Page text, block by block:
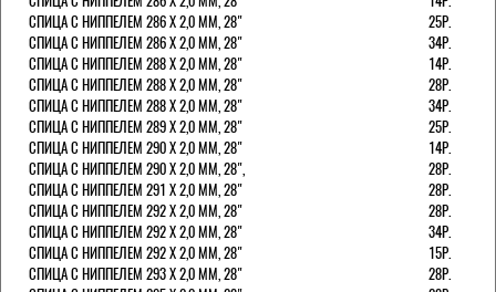
СПИЦА С НИППЕЛЕМ 286 Х 2,0 ММ, 28"
25Р.
СПИЦА С НИППЕЛЕМ 286 Х 2,0 ММ, 28"
34Р.
СПИЦА С НИППЕЛЕМ 288 Х 2,0 ММ, 28"
14Р.
СПИЦА С НИППЕЛЕМ 288 Х 2,0 ММ, 28"
28Р.
СПИЦА С НИППЕЛЕМ 288 Х 2,0 ММ, 28"
34Р.
СПИЦА С НИППЕЛЕМ 289 Х 2,0 ММ, 28"
25Р.
СПИЦА С НИППЕЛЕМ 290 Х 2,0 ММ, 28"
14Р.
СПИЦА С НИППЕЛЕМ 290 Х 2,0 ММ, 28",
28Р.
СПИЦА С НИППЕЛЕМ 291 Х 2,0 ММ, 28"
28Р.
СПИЦА С НИППЕЛЕМ 292 Х 2,0 ММ, 28"
28Р.
СПИЦА С НИППЕЛЕМ 292 Х 2,0 ММ, 28"
34Р.
СПИЦА С НИППЕЛЕМ 292 Х 2,0 ММ, 28"
15Р.
СПИЦА С НИППЕЛЕМ 293 Х 2,0 ММ, 28"
28Р.